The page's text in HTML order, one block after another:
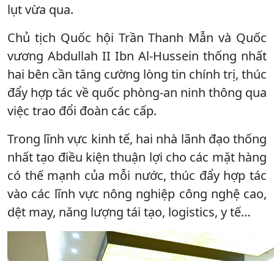
lụt vừa qua.
Chủ tịch Quốc hội Trần Thanh Mẫn và Quốc
vương Abdullah II Ibn Al-Hussein thống nhất
hai bên cần tăng cường lòng tin chính trị, thúc
đẩy hợp tác về quốc phòng-an ninh thông qua
việc trao đổi đoàn các cấp.
Trong lĩnh vực kinh tế, hai nhà lãnh đạo thống
nhất tạo điều kiện thuận lợi cho các mặt hàng
có thế mạnh của mỗi nước, thúc đẩy hợp tác
vào các lĩnh vực nông nghiệp công nghệ cao,
dệt may, năng lượng tái tạo, logistics, y tế…